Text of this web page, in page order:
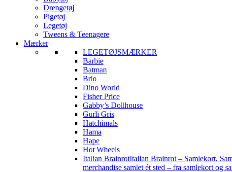
Drengetøj
Pigetøj
Legetøj
Tweens & Teenagere
Mærker
LEGETØJSMÆRKER
Barbie
Batman
Brio
Dino World
Fisher Price
Gabby’s Dollhouse
Gurli Gris
Hatchimals
Hama
Hape
Hot Wheels
Italian BrainrotItalian Brainrot – Samlekort,
merchandise samlet ét sted – fra samlekort og